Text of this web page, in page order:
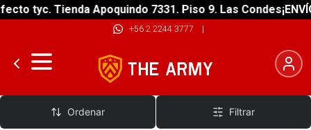
tyc. Tienda Apoquindo 7331. Piso 9. Las Condes
+56 2 2244 3777 |
Accesorios
Ordenar Filtrar